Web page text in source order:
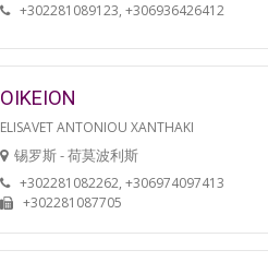
+302281089123, +306936426412
OIKEION
ELISAVET ANTONIOU XANTHAKI
锡罗斯 - 荷莫波利斯
+302281082262, +306974097413
+302281087705